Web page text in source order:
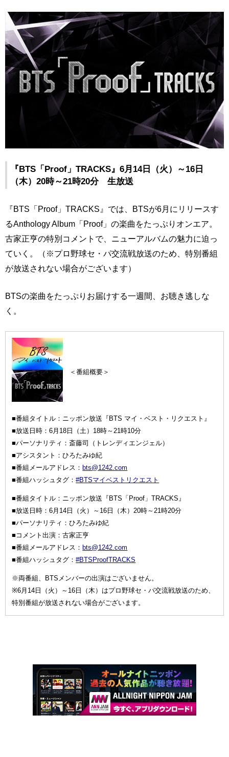
『BTS「Proof」TRACKS』6月14日（火）～16日
（木）20時～21時20分 生放送
『BTS「Proof」TRACKS』では、BTSが6月にリリースす
るAnthology Album「Proof」の楽曲をたっぷりオンエア。
古家正亨の特別コメントで、ニューアルバムの魅力に迫っ
ていく。（※プロ野球セ・パ交流戦放送のため、特別番組
が放送されない場合がございます）
BTSの楽曲をたっぷりお届けする一週間、お聴き逃しな
く。
＜番組概要＞
■番組タイトル：ニッポン放送『BTS マイ・ベスト・リクエスト』
■放送日時：6月18日（土）18時～21時10分
■パーソナリティ：斎藤司（トレンディエンジェル）
■アシスタント：ひろたみゆ紀
■番組メールアドレス：bts@1242.com
■番組ハッシュタグ：#BTSマイベストリクエスト
■番組タイトル：ニッポン放送『BTS「Proof」TRACKS』
■放送日時：6月14日（火）～16日（木）20時～21時20分
■パーソナリティ：ひろたみゆ紀
■コメント出演：古家正亨
■番組メールアドレス： bts@1242.com
■番組ハッシュタグ：#BTSProofTRACKS
※両番組、BTSメンバーの出演はございません。
※6月14日（火）～16日（木）はプロ野球セ・パ交流戦放送のため、
特別番組が放送されない場合がございます。